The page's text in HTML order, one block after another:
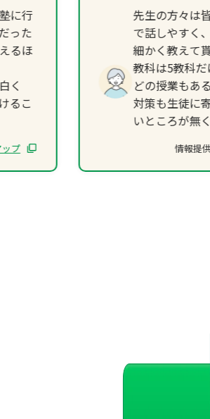
に行
った
るほ
く
るこ
プ
先生の方々は
で話しやすく
細かく教えて
教科は5教科
どの授業もあ
対策も生徒に
いところが無
情報提